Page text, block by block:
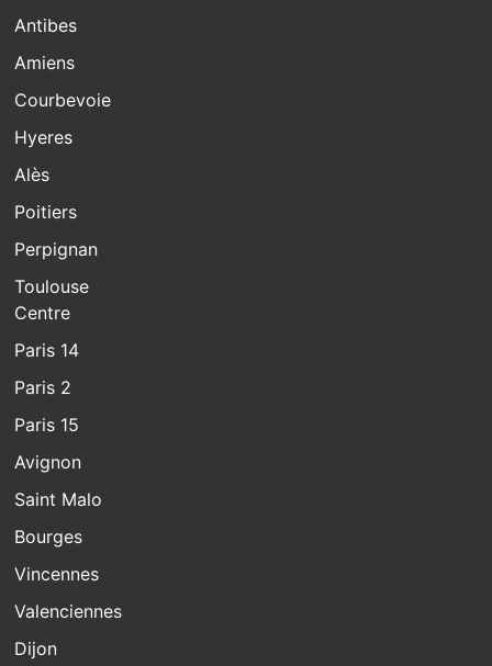
Antibes
Amiens
Courbevoie
Hyeres
Alès
Poitiers
Perpignan
Toulouse
Centre
Paris 14
Paris 2
Paris 15
Avignon
Saint Malo
Bourges
Vincennes
Valenciennes
Dijon